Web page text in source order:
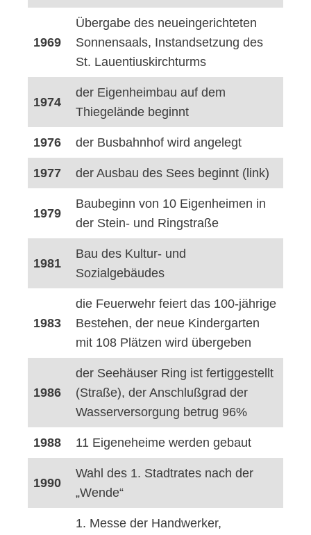
1969
Übergabe des neueingerichteten
Sonnensaals, Instandsetzung des
St. Lauentiuskirchturms
1974
der Eigenheimbau auf dem
Thiegelände beginnt
1976 der Busbahnhof wird angelegt
1977 der Ausbau des Sees beginnt (link)
1979
Baubeginn von 10 Eigenheimen in
der Stein- und Ringstraße
1981
Bau des Kultur- und
Sozialgebäudes
1983
die Feuerwehr feiert das 100-jährige
Bestehen, der neue Kindergarten
mit 108 Plätzen wird übergeben
1986
der Seehäuser Ring ist fertiggestellt
(Straße), der Anschlußgrad der
Wasserversorgung betrug 96%
1988 11 Eigeneheime werden gebaut
1990
Wahl des 1. Stadtrates nach der
„Wende“
1. Messe der Handwerker,